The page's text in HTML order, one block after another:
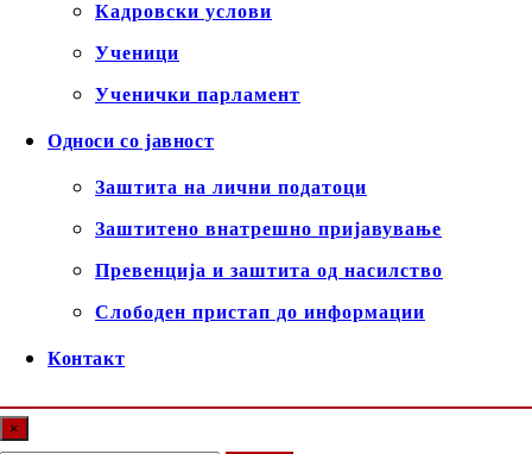
Кадровски услови
Ученици
Ученички парламент
Односи со јавност
Заштита на лични податоци
Заштитено внатрешно пријавување
Превенција и заштита од насилство
Слободен пристап до информации
Контакт
×